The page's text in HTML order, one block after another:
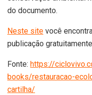
do documento.
Neste site você
publicação
Fonte: https://
books/restauracao-
cartilha/